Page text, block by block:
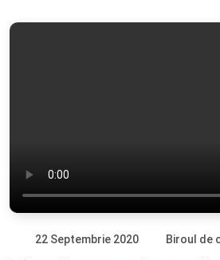
22 Septembrie 2020 Biroul de